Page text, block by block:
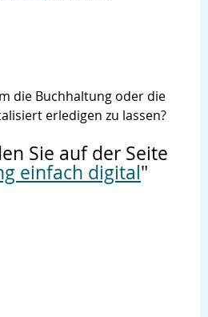
die Buchhaltung oder die
erledigen zu lassen?
Sie auf der Seite
einfach digital"